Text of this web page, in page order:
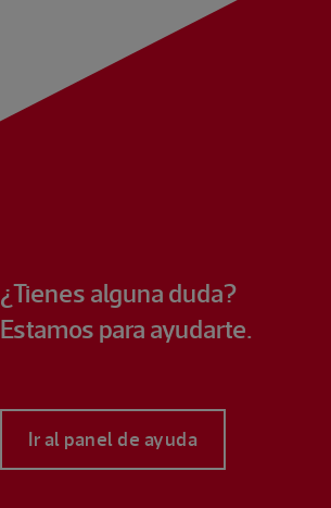
¿Tienes alguna duda?
Estamos para ayudarte.
Ir al panel de ayuda